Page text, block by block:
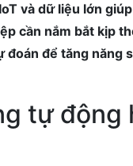
và dữ liệu lớn
cần nắm bắt kịp
để tăng năng
tự động